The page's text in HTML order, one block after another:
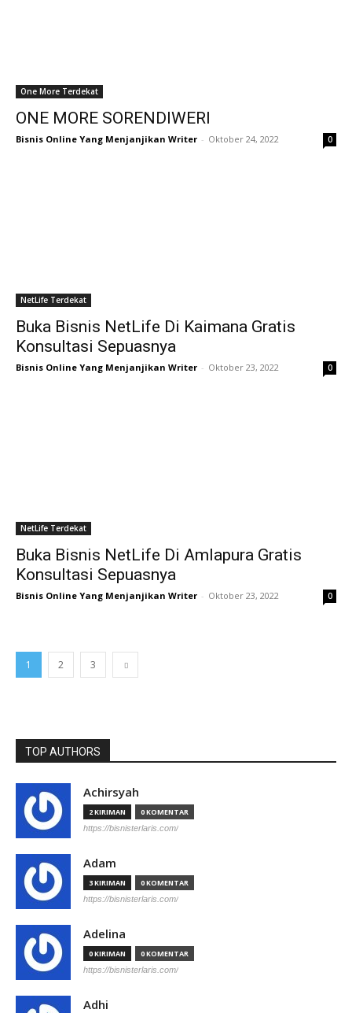
One More Terdekat
ONE MORE SORENDIWERI
Bisnis Online Yang Menjanjikan Writer - Oktober 24, 2022 0
NetLife Terdekat
Buka Bisnis NetLife Di Kaimana Gratis
Konsultasi Sepuasnya
Bisnis Online Yang Menjanjikan Writer - Oktober 23, 2022 0
NetLife Terdekat
Buka Bisnis NetLife Di Amlapura Gratis
Konsultasi Sepuasnya
Bisnis Online Yang Menjanjikan Writer - Oktober 23, 2022 0
1 2 3
TOP AUTHORS
Achirsyah
2 KIRIMAN 0 KOMENTAR
https://bisnisterlaris.com/
Adam
3 KIRIMAN 0 KOMENTAR
https://bisnisterlaris.com/
Adelina
0 KIRIMAN 0 KOMENTAR
https://bisnisterlaris.com/
Adhi